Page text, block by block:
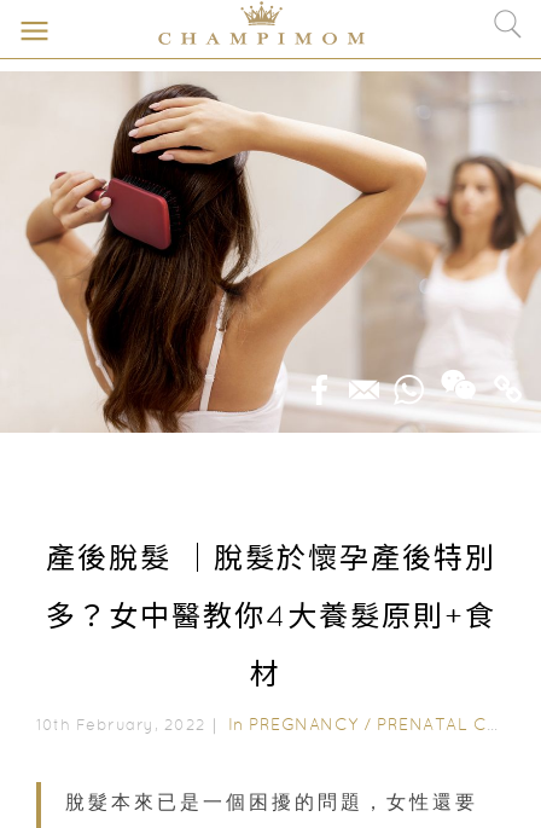
產後脫髮 ｜脫髮於懷孕產後特別
多？女中醫教你4大養髮原則+食
材
10th February, 2022｜ In PREGNANCY / PRENATAL CARE
脫髮本來已是一個困擾的問題，女性還要